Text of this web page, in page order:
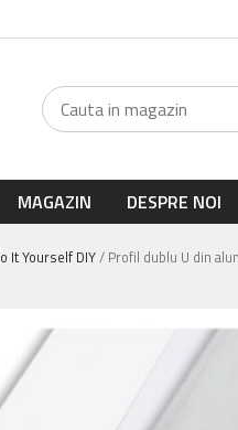
MAGAZIN DESPRE NOI
It Yourself DIY/ Profil dublu U din